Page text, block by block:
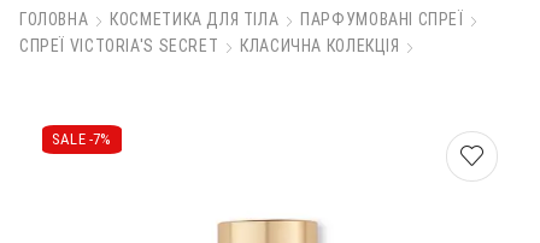
ГОЛОВНА КОСМЕТИКА ДЛЯ ТІЛА
ПАРФУМОВАНІ СПРЕЇ
СПРЕЇ VICTORIA'S SECRET
КЛАСИЧНА КОЛЕКЦІЯ
SALE -7%